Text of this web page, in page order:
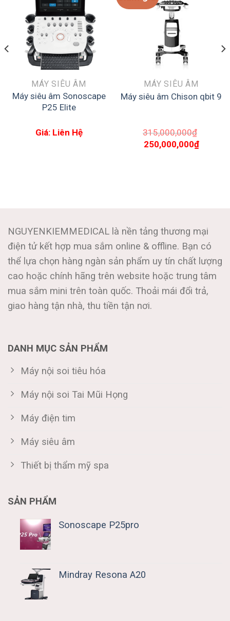
MÁY SIÊU ÂM
Máy siêu âm Sonoscape
P25 Elite
Giá: Liên Hệ
MÁY SIÊU ÂM
Máy siêu âm Chison qbit 9
315,000,000₫
Giá
250,000,000₫Giá
NGUYENKIEMMEDICAL là nền tảng thương mại
điện tử kết hợp mua sắm online & offline. Bạn có
thể lựa chọn hàng ngàn sản phẩm uy tín chất lượng
cao hoặc chính hãng trên website hoặc trung tâm
mua sắm mini trên toàn quốc. Thoải mái đổi trả,
giao hàng tận nhà, thu tiền tận nơi.
DANH MỤC SẢN PHẨM
Máy nội soi tiêu hóa
Máy nội soi Tai Mũi Họng
Máy điện tim
Máy siêu âm
Thiết bị thẩm mỹ spa
SẢN PHẨM
Sonoscape P25pro
Mindray Resona A20